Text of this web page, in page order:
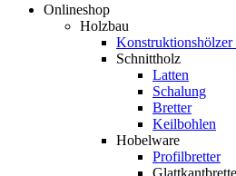
Onlineshop
Holzbau
Schnittholz
Latten
Schalung
Bretter
Keilbohlen
Hobelware
Profilbretter